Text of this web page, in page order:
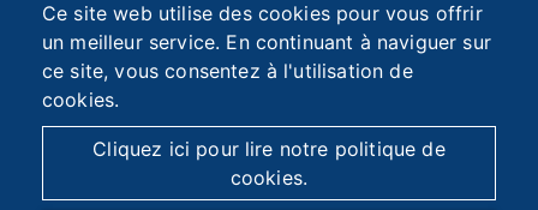
Ce site web utilise des cookies pour vous offrir
un meilleur service. En continuant à naviguer sur
ce site, vous consentez à l'utilisation de
cookies.
Cliquez ici pour lire notre politique de
cookies.
roger@astag.com
2026 © Asia Smart Tag Co., Ltd. Designed by首岳資訊
Plan du site